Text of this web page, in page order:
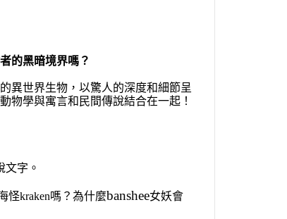
的黑暗境界嗎？
異世界生物，以驚人的深度和細節呈
物學與寓言和民間傳說結合在一起！
字。
怪kraken嗎 ？為什麼banshee女妖會